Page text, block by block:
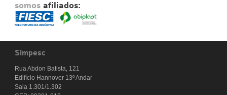
somos afiliados:
Simpesc
Rua Abdon Batista, 121
Edifício Hannover 13º Andar
Sala 1.301/1.302